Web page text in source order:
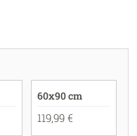
60x90 cm
119,99 €